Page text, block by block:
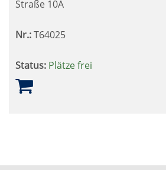
Straße 10A
Nr.:T64025
Status: Plätze frei